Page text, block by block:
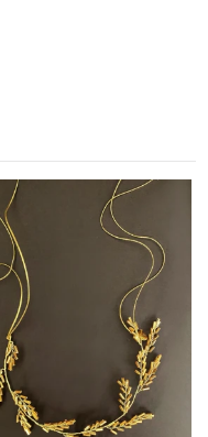
PŁATNOŚCI